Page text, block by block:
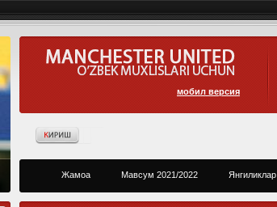
мобил версия
Жамоа Мавсум 2021/2022 Янгиликлар